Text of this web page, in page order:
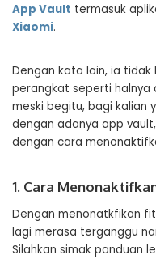
App Vault termasuk
Xiaomi.
Dengan kata lain, ia
perangkat seperti halnya
meski begitu, bagi kalian
dengan adanya app
dengan cara
1. Cara
Dengan menonatkfikan
lagi merasa terganggu
Silahkan simak panduan